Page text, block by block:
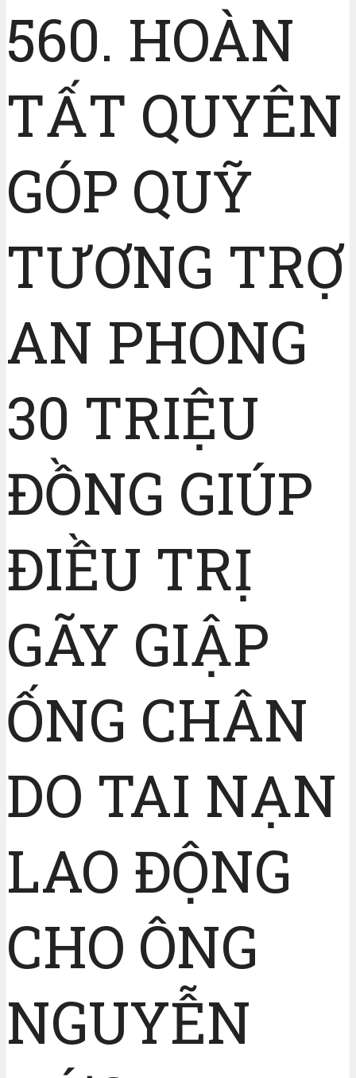
560. HOÀN
TẤT QUYÊN
GÓP QUỸ
TƯƠNG TRỢ
AN PHONG
30 TRIỆU
ĐỒNG GIÚP
ĐIỀU TRỊ
GÃY GIẬP
ỐNG CHÂN
DO TAI NẠN
LAO ĐỘNG
CHO ÔNG
NGUYỄN